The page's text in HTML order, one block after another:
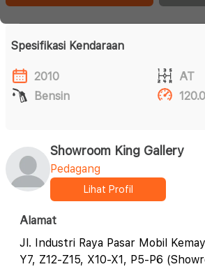
Spesifikasi Kendaraan
2010
AT
Bensin
Showroom King Gallery
Pedagang
Lihat Profil
Alamat
Jl. Industri Raya Pasar Mobil
Y7, Z12-Z15, X10-X1, P5-P6